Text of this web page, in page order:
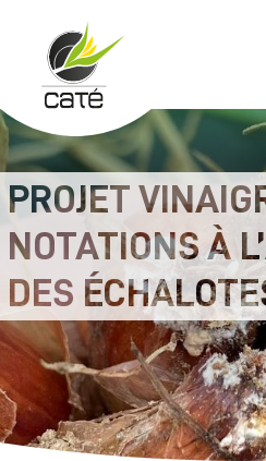
PROJET
NOTATIONS À
DES